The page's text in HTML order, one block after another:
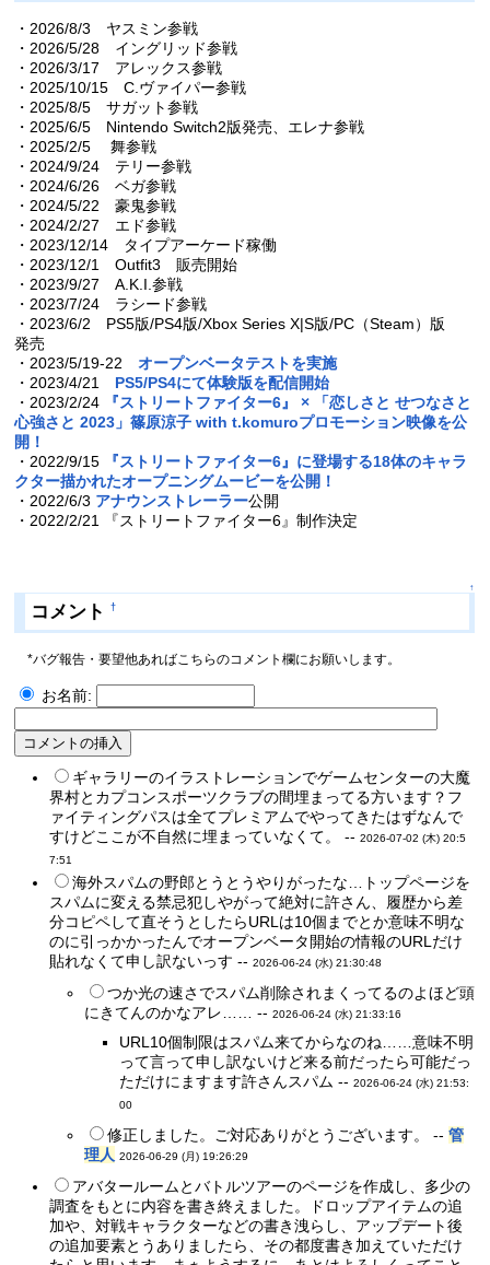
・2026/8/3 ヤスミン参戦
・2026/5/28 イングリッド参戦
・2026/3/17 アレックス参戦
・2025/10/15 C.ヴァイパー参戦
・2025/8/5 サガット参戦
・2025/6/5 Nintendo Switch2版発売、エレナ参戦
・2025/2/5 舞参戦
・2024/9/24 テリー参戦
・2024/6/26 ベガ参戦
・2024/5/22 豪鬼参戦
・2024/2/27 エド参戦
・2023/12/14 タイプアーケード稼働
・2023/12/1 Outfit3 販売開始
・2023/9/27 A.K.I.参戦
・2023/7/24 ラシード参戦
・2023/6/2 PS5版/PS4版/Xbox Series X|S版/PC（Steam）版
発売
・2023/5/19-22 オープンベータテストを実施
・2023/4/21 PS5/PS4にて体験版を配信開始
・2023/2/24
『ストリートファイター6』 × 「恋しさと せつなさと
心強さと 2023」篠原涼子 with t.komuroプロモーション映像を公
開！
・2022/9/15
『ストリートファイター6』に登場する18体のキャラ
クター描かれたオープニングムービーを公開！
・2022/6/3 アナウンストレーラー公開
・2022/2/21 『ストリートファイター6』制作決定
↑
コメント †
*バグ報告・要望他あればこちらのコメント欄にお願いします。
お名前:
ギャラリーのイラストレーションでゲームセンターの大魔
界村とカプコンスポーツクラブの間埋まってる方います？フ
ァイティングパスは全てプレミアムでやってきたはずなんで
すけどここが不自然に埋まっていなくて。 -- 2026-07-02 (木) 20:5
7:51
海外スパムの野郎とうとうやりがったな…トップページを
スパムに変える禁忌犯しやがって絶対に許さん、履歴から差
分コピペして直そうとしたらURLは10個までとか意味不明な
のに引っかかったんでオープンベータ開始の情報のURLだけ
貼れなくて申し訳ないっす -- 2026-06-24 (水) 21:30:48
つか光の速さでスパム削除されまくってるのよほど頭
にきてんのかなアレ…… -- 2026-06-24 (水) 21:33:16
URL10個制限はスパム来てからなのね……意味不明
って言って申し訳ないけど来る前だったら可能だっ
ただけにますます許さんスパム -- 2026-06-24 (水) 21:53:
00
修正しました。ご対応ありがとうございます。 -- 管
理人 2026-06-29 (月) 19:26:29
アバタールームとバトルツアーのページを作成し、多少の
調査をもとに内容を書き終えました。ドロップアイテムの追
加や、対戦キャラクターなどの書き洩らし、アップデート後
の追加要素とうありましたら、その都度書き加えていただけ